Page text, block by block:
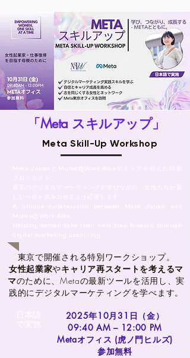
「Meta スキルアップ」
MetaSkill-Up Workshop
東京で開催される特別ワークショップ。
女性起業家やキャリア再スタートを考えるマ
マのために、Metaの最新ツールを活用し、実
践的にデジタルマーケティングを学べます。
2025年10月31日（金）
09:40 AM – 12:00 PM
Metaオフィス (虎ノ門ヒルズ)
​参加無料